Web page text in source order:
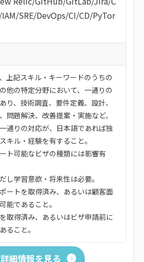
IAM/SRE/DevOps/CI/CD/PyTor
上記スキル・キーワードのうちの
他の特定分野において、一通りの
り、技術調査、要件定義、設計、
問題解決、改善提案・実施など、
通りの対応が、日本語であれば独
キル・経験を有すること。
ト可能なビザの種類には影響有
し学習意欲・将来性は必要。
ートを取得済み、あるいは顧客面
能であること。
取得済み、あるいはビザ申請前に
ること。
詳細情報を見る